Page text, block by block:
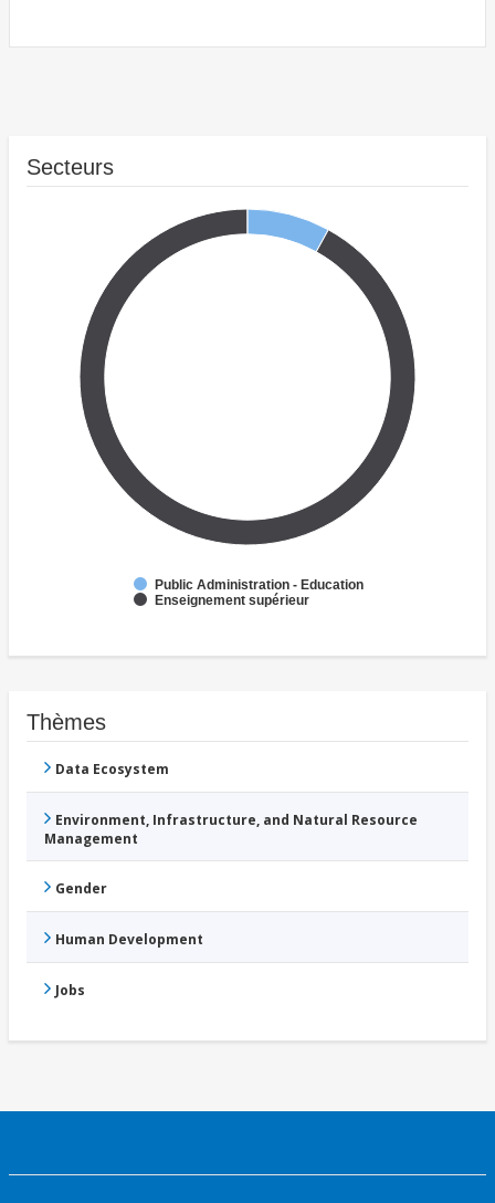
Secteurs
Public Administration - Education
Enseignement supérieur
Thèmes
Data Ecosystem
Environment, Infrastructure, and Natural Resource
Management
Gender
Human Development
Jobs